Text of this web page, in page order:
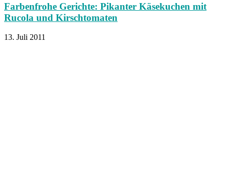
Farbenfrohe Gerichte: Pikanter Käsekuchen mit
Rucola und Kirschtomaten
13. Juli 2011